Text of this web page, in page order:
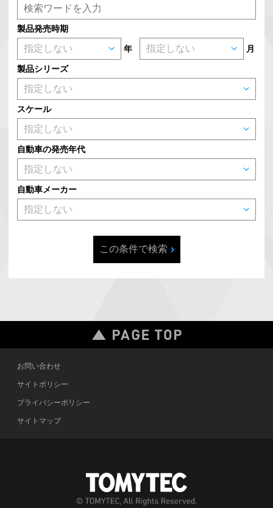
製品発売時期
年 月
製品シリーズ
スケール
自動車の発売年代
自動車メーカー
この条件で検索
お問い合わせ
サイトポリシー
プライバシーポリシー
サイトマップ